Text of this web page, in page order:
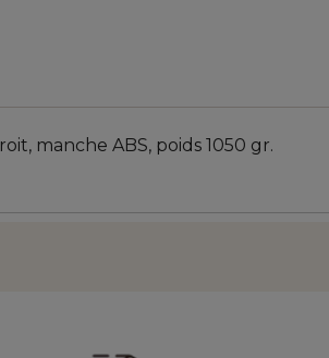
manche ABS, poids 1050 gr.